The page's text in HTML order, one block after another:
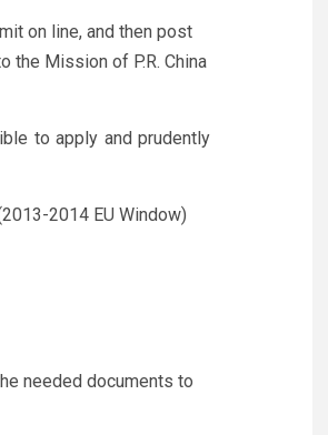
on line, and then post
the Mission of P.R. China
to apply and prudently
2014 EU Window)
needed documents to